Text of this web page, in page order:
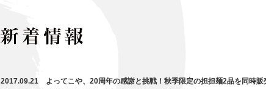
2017.09.21 よってこや、20周年の感謝と挑戦！秋季限定の担担麺2品を同時販